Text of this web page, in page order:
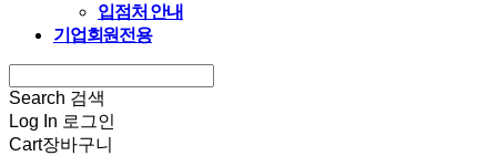
입점처 안내
기업회원전용
Search 검색
Log In 로그인
Cart장바구니